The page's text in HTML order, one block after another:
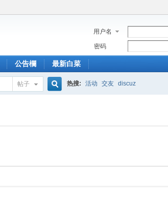
用户名
密码
公告欄 最新白菜
帖子 热搜: 活动 交友 discuz